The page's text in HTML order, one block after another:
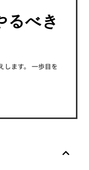
るべき
します。 一歩目を